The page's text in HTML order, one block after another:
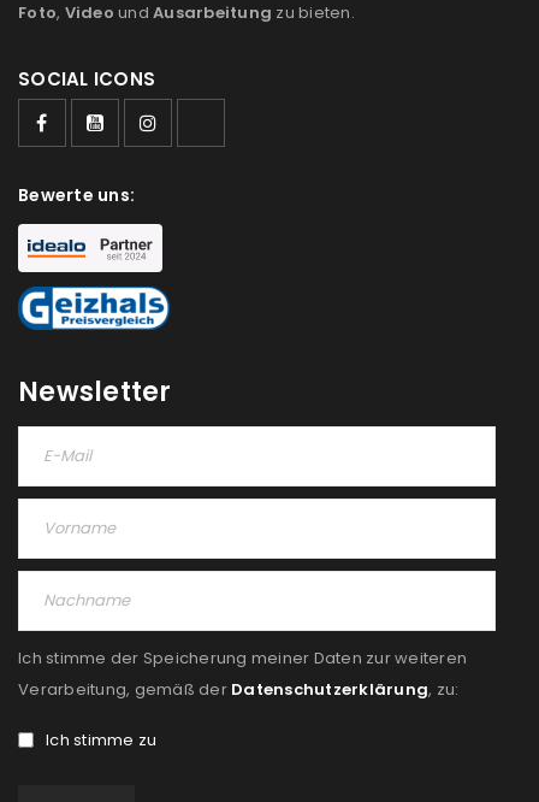
ANMELDEN
Benutzername oder E-Mail-Adresse
ANMELDEN
PASSWORT VERGESSEN?
REGISTRIEREN
E-Mail-Adresse
Foto, Video und Ausarbeitung zu bieten.
SOCIAL ICONS
Bewerte uns:
Newsletter
Ich stimme der Speicherung meiner Daten zur weiteren
Verarbeitung, gemäß der Datenschutzerklärung, zu:
Ich stimme zu